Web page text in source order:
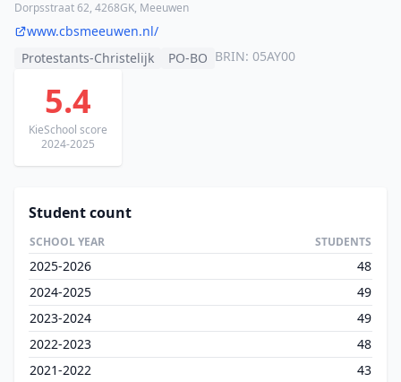
Dorpsstraat 62, 4268GK, Meeuwen
www.cbsmeeuwen.nl/
Protestants-Christelijk
PO-BO BRIN: 05AY00
5.4
KieSchool score
2024-2025
Student count
SCHOOL YEAR STUDENTS
2025-2026
48
2024-2025
49
2023-2024
49
2022-2023
48
2021-2022
43